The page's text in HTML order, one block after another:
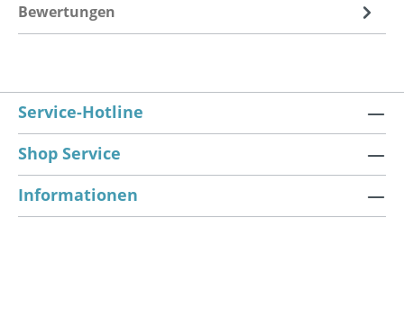
Bewertungen
Service-Hotline
Shop Service
Informationen